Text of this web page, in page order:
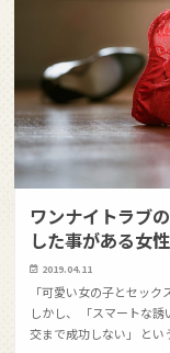
ワンナイトラブ
した事がある女
2019.04.11
「可愛い女の子とセッ
しかし、 「スマートな
交まで成功しない」 と